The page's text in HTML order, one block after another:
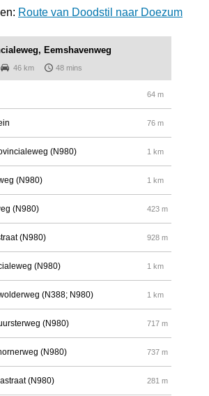
Route van Doodstil naar Doezum
Eemshavenweg
46 km 48 mins
64 m
76 m
(N980) 1 km
(N980) 1 km
(N980) 423 m
(N980) 928 m
(N980) 1 km
(N388; N980) 1 km
(N980) 717 m
(N980) 737 m
(N980) 281 m